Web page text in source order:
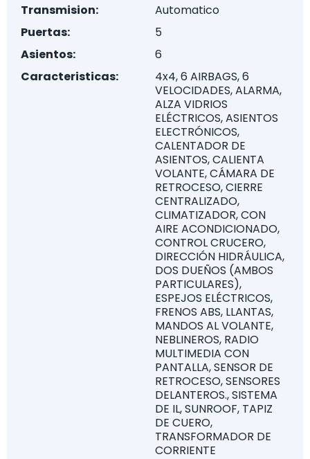
Transmision:
Automatico
Puertas:
5
Asientos:
6
Caracteristicas:
4x4, 6 AIRBAGS, 6
VELOCIDADES, ALARMA,
ALZA VIDRIOS
ELÉCTRICOS, ASIENTOS
ELECTRÓNICOS,
CALENTADOR DE
ASIENTOS, CALIENTA
VOLANTE, CÁMARA DE
RETROCESO, CIERRE
CENTRALIZADO,
CLIMATIZADOR, CON
AIRE ACONDICIONADO,
CONTROL CRUCERO,
DIRECCIÓN HIDRÁULICA,
DOS DUEÑOS (AMBOS
PARTICULARES),
ESPEJOS ELÉCTRICOS,
FRENOS ABS, LLANTAS,
MANDOS AL VOLANTE,
NEBLINEROS, RADIO
MULTIMEDIA CON
PANTALLA, SENSOR DE
RETROCESO, SENSORES
DELANTEROS., SISTEMA
DE IL, SUNROOF, TAPIZ
DE CUERO,
TRANSFORMADOR DE
CORRIENTE